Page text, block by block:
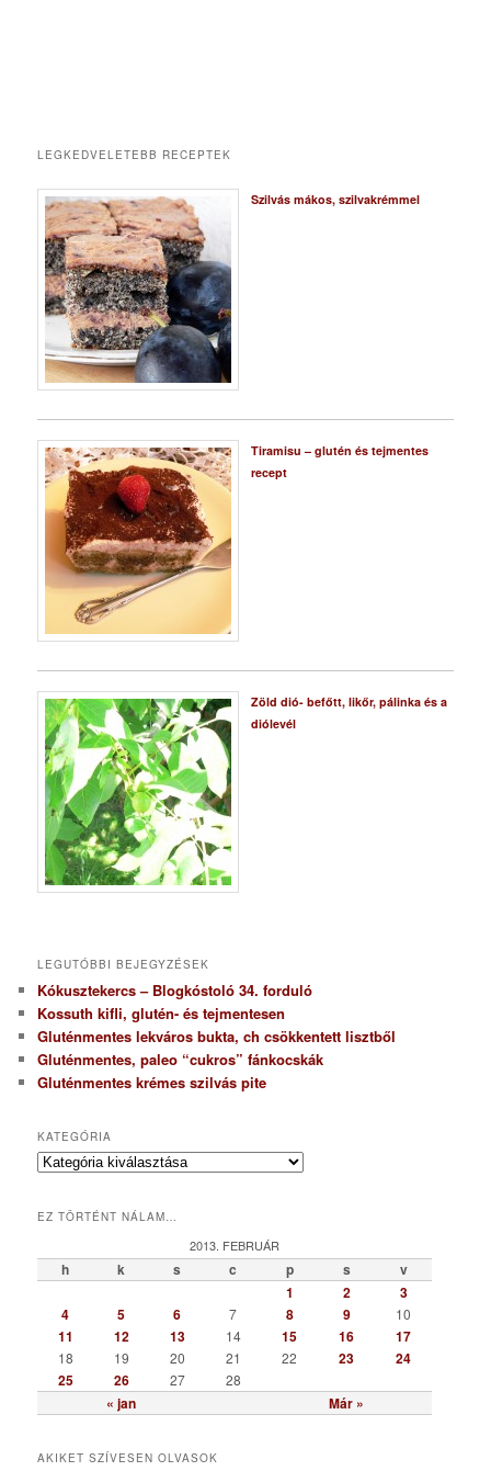
LEGKEDVELETEBB RECEPTEK
Szilvás mákos, szilvakrémmel
Tiramisu – glutén és tejmentes
recept
Zöld dió- befőtt, likőr, pálinka és a
diólevél
LEGUTÓBBI BEJEGYZÉSEK
Kókusztekercs – Blogkóstoló 34. forduló
Kossuth kifli, glutén- és tejmentesen
Gluténmentes lekváros bukta, ch csökkentett lisztből
Gluténmentes, paleo “cukros” fánkocskák
Gluténmentes krémes szilvás pite
KATEGÓRIA
K
e
ó
r
EZ TÖRTÉNT NÁLAM…
2013. FEBRUÁR
h k s c p s v
« jan Már »
1 2
3
4
5 6 7 8 9 10
11 12 13 14 15 16 17
18 19 20 21 22 23
24
25
26 27 28
AKIKET SZÍVESEN OLVASOK